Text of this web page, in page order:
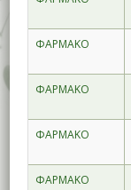
ΦΑΡΜΑΚΟ
ΦΑΡΜΑΚΟ
ΦΑΡΜΑΚΟ
ΦΑΡΜΑΚΟ